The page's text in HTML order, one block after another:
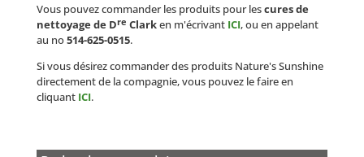
Vous pouvez commander les produits pour lescures de
nettoyage de Dre Clarken m'écrivant ICI, ou en appelant
au no514-625-0515.
Si vous désirez commander des produits Nature's Sunshine
directement de la compagnie, vous pouvez le faire en
cliquant ICI.